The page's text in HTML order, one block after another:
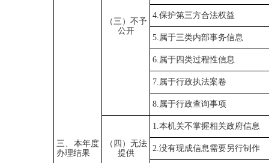
三、本年度
办理结果
（三）不予
公开
4.保护第三方合法权益
5.属于三类内部事务信息
6.属于四类过程性信息
7.属于行政执法案卷
8.属于行政查询事项
（四）无法
提供
1.本机关不掌握相关政府信息
2.没有现成信息需要另行制作